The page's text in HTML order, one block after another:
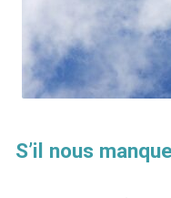
S’il nous